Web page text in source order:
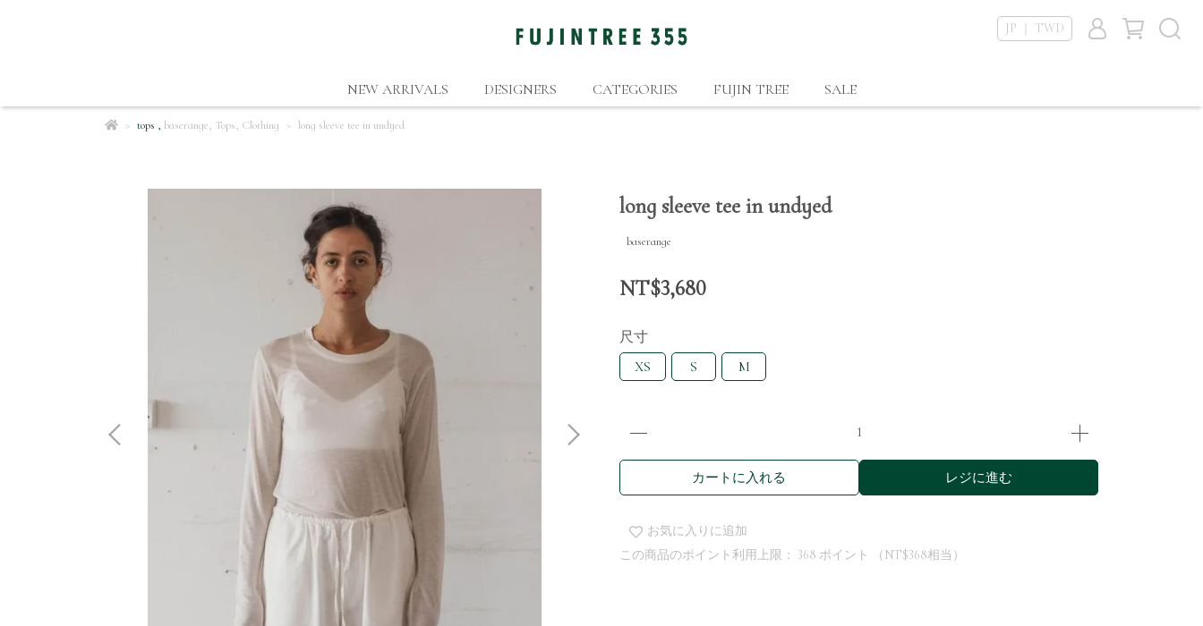
JP ｜ TWD
NEW ARRIVALS DESIGNERS CATEGORIES FUJIN TREE SALE
tops , baserange, Tops, Clothing long sleeve tee in undyed
long sleeve tee in undyed
baserange
NT$3,680
尺寸
XS
S M
カートに入れる レジに進む
お気に入りに追加
この商品のポイント利用上限： 368 ポイント （NT$368相当）